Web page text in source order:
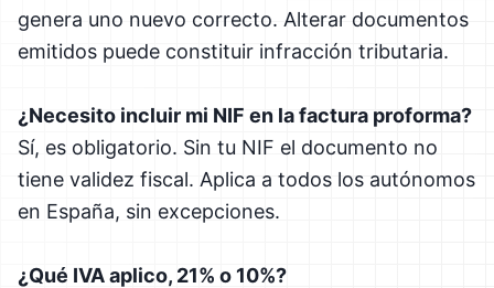
genera uno nuevo correcto. Alterar documentos
emitidos puede constituir infracción tributaria.
¿Necesito incluir mi NIF en la factura proforma?
Sí, es obligatorio. Sin tu NIF el documento no
tiene validez fiscal. Aplica a todos los autónomos
en España, sin excepciones.
¿Qué IVA aplico, 21% o 10%?